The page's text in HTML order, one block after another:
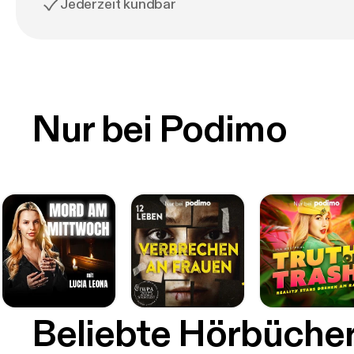
Jederzeit kündbar
Nur bei Podimo
Beliebte